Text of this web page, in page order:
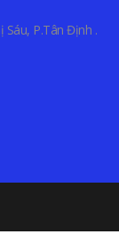
Sáu, P.Tân Định .